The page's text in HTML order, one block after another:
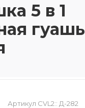
5 в 1
гуашь
Артикул CVL2:: Д-282